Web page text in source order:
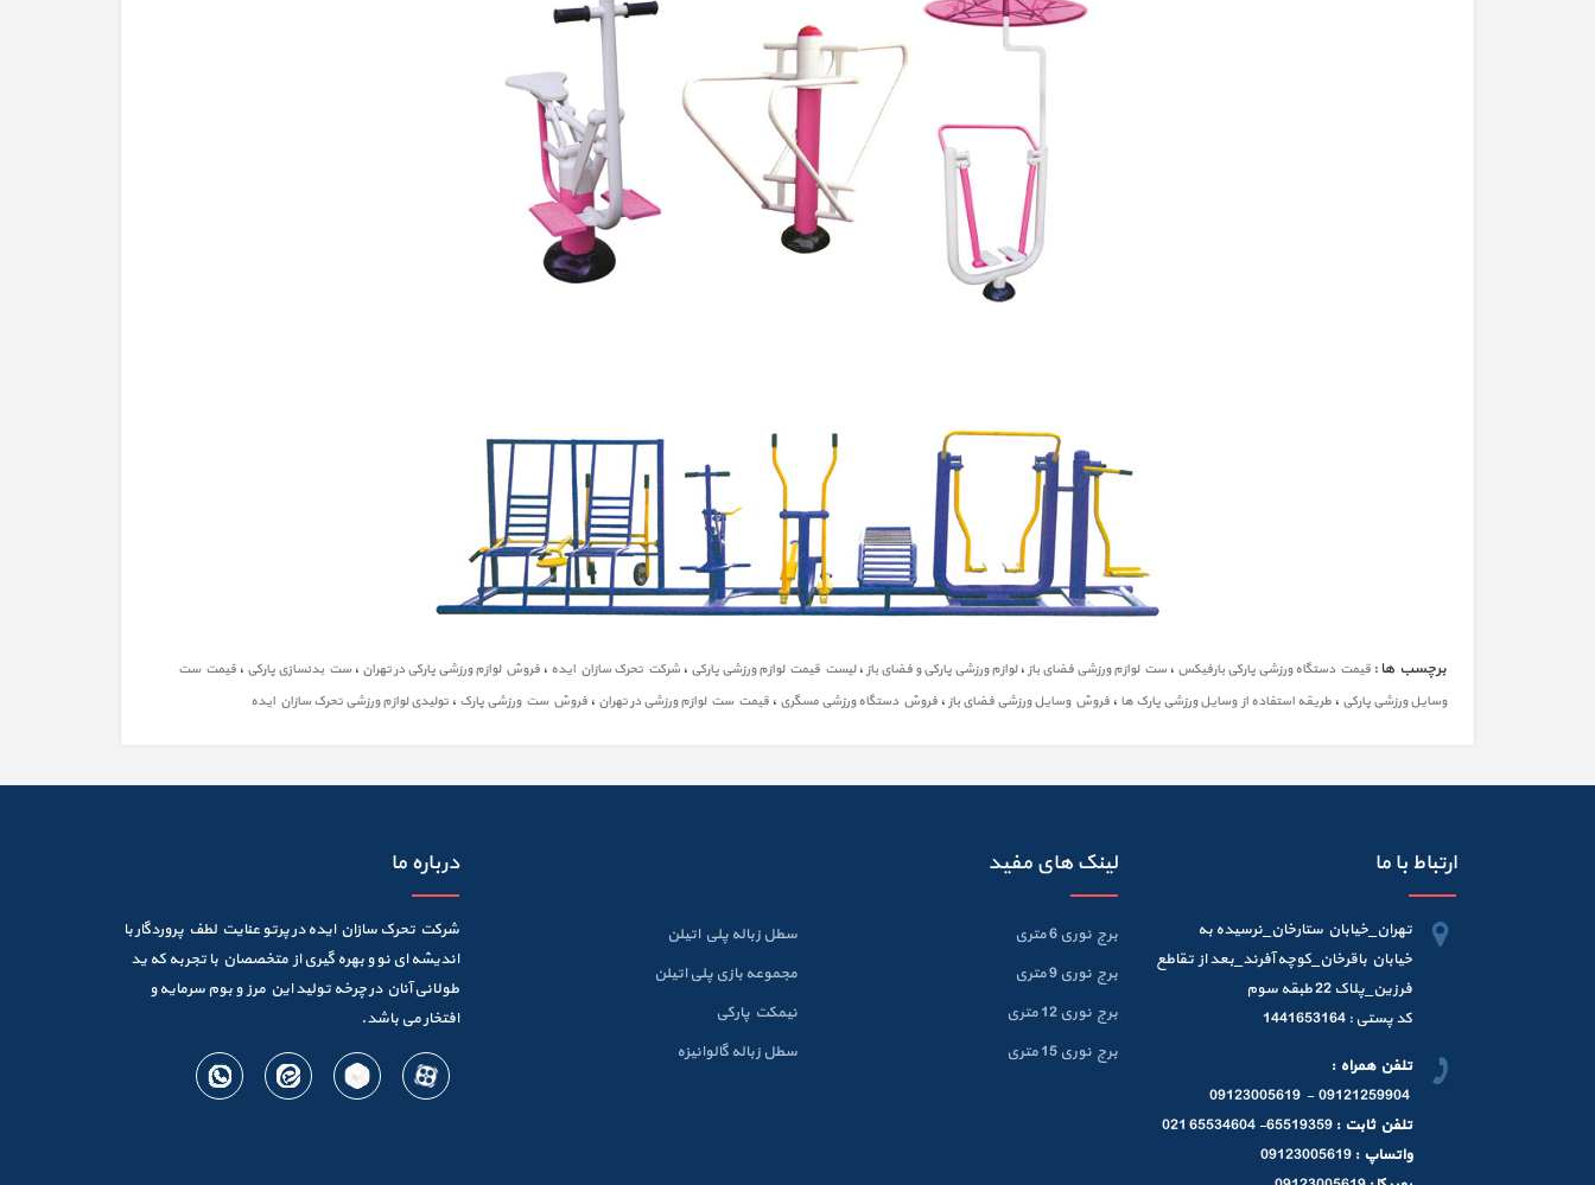
برچسب ها : قیمت دستگاه ورزشی پارکی بارفیکس ، ست لوازم ورزشی فضای باز،لوازم ورزشی پارکی و فضای باز،لیست قیمت لوازم ورزشی پارکی ، شرکت تحرک سازان ایده ، فروش لوازم ورزشی پارکی در تهران ، ست بدنسازی پارکی ، قیمت ست
وسایل ورزشی پارکی ، طریقه استفاده از وسایل ورزشی پارک ها ، فروش وسایل ورزشی فضای باز، فروش دستگاه ورزشی مسگری ، قیمت ست لوازم ورزشی در تهران ، فروش ست ورزشی پارک ، تولیدی لوازم ورزشی تحرک سازان ایده
ارتباط با ما
تهران_خیابان ستارخان_نرسیده به
خیابان باقرخان_کوچه آفرند_بعد از تقاطع
فرزین_پلاک 22 طبقه سوم
کد پستی : 1441653164
تلفن همراه :
تلفن ثابت :
واتساپ :
لینک های مفید
برج نوری 6 متری
سطل زباله پلي اتيلن
برج نوری 9 متری
مجموعه بازی پلی اتیلن
برج نوری 12 متری
نیمکت پارکی
برج نوری 15 متری
سطل زباله گالوانيزه
درباره ما
شرکت تحرک سازان ایده در پرتو عنایت لطف پروردگار با
اندیشه ای نو و بهره گیری از متخصصان با تجربه که ید
طولانی آنان در چرخه تولید این مرز و بوم سرمایه و
افتخار می باشد.